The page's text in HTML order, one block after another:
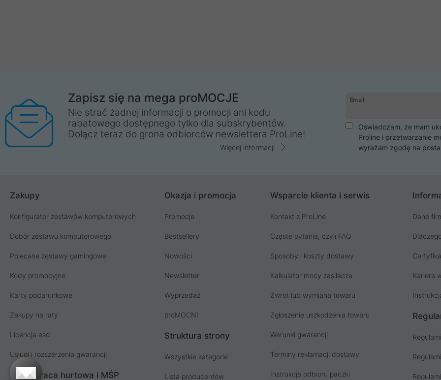
Zapisz się na mega proMOCJE
Nie strać żadnej informacji o promocji ani kodu
rabatowego dostępnego tylko dla subskrybentów.
Dołącz teraz do grona odbiorców newslettera ProLine!
Więcej informacji
Email
Oświadczam, że mam
Proline i przetwarzanie
wyrażam zgodę na
Zakupy
Konfigurator zestawów komputerowych
Dobór zestawu komputerowego
Polecane zestawy gamingowe
Kody promocyjne
Karty podarunkowe
Zakupy na raty
Licencja esd
Usługi i rozszerzenia gwarancji
Współpraca hurtowa i MŚP
Okazja i promocja
Promocje
Bestsellery
Nowości
Newsletter
Wyprzedaż
proMOCNI
Struktura strony
Wszystkie kategorie
Lista producentów
Wsparcie klienta i serwis
Kontakt z ProLine
Częste pytania, czyli FAQ
Sposoby i koszty dostawy
Kalkulator mocy zasilacza
Zwrot lub wymiana towaru
Zgłoszenie uszkodzenia towaru
Warunki gwarancji
Terminy reklamacji dostawy
Instrukcja odbioru paczki
Dane
Kariera